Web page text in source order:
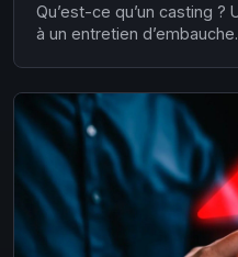
Qu’est-ce qu’un casting
à un entretien
l’écran ou sur scène. Son
univers ar